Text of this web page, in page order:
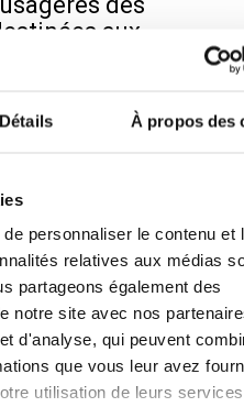
Détails À propos des
personnaliser le contenu et
relatives aux médias
partageons également des
notre site avec nos
d'analyse, qui peuvent
que vous leur avez
utilisation de leurs
aux